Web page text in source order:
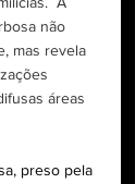
não
mas revela
áreas
preso pela